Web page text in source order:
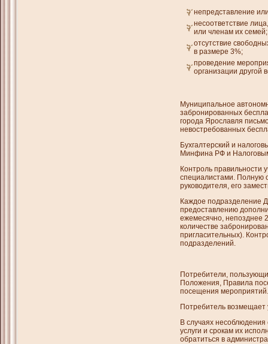
непредставление
несоответствие
или членам их семей;
отсутствие
в размере 3%;
проведение
организации другой
Муниципальное
забронированных
города Ярославля
невостребованных
Бухгалтерский и
Минфина РФ и
Контроль правильности
специалистами. Полную
руководителя, его
Каждое подразделение
предоставлению
ежемесячно, непозднее
количестве
пригласительных).
подразделений.
Потребители,
Положения, Правила
посещения мероприятий.
Потребитель возмещает
В случаях
услуги и срокам их
обратиться в